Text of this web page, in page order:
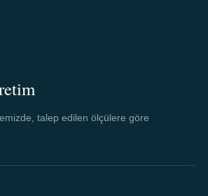
talep edilen ölçülere göre